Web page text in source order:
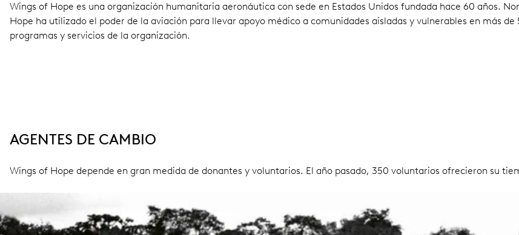
Wings of Hope es una organización humanitaria aeronáutica con sede en Estados Unidos fundada hace 60 años.
Hope ha utilizado el poder de la aviación para llevar apoyo médico a comunidades aisladas y vulnerables en más
programas y servicios de la organización.
AGENTES DE CAMBIO
Wings of Hope depende en gran medida de donantes y voluntarios. El año pasado, 350 voluntarios ofrecieron su